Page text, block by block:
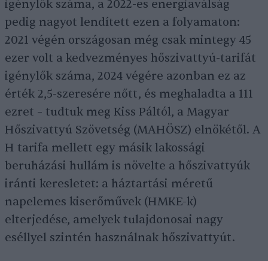
igénylők száma, a 2022-es energiaválság
pedig nagyot lendített ezen a folyamaton:
2021 végén országosan még csak mintegy 45
ezer volt a kedvezményes hőszivattyú-tarifát
igénylők száma, 2024 végére azonban ez az
érték 2,5-szeresére nőtt, és meghaladta a 111
ezret – tudtuk meg Kiss Páltól, a Magyar
Hőszivattyú Szövetség (MAHÖSZ) elnökétől. A
H tarifa mellett egy másik lakossági
beruházási hullám is növelte a hőszivattyúk
iránti keresletet: a háztartási méretű
napelemes kiserőművek (HMKE-k)
elterjedése, amelyek tulajdonosai nagy
eséllyel szintén használnak hőszivattyút.